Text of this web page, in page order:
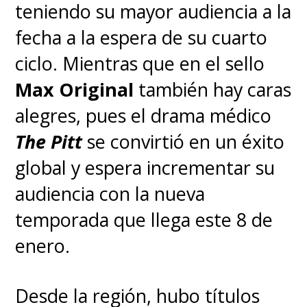
teniendo su mayor audiencia a la
fecha a la espera de su cuarto
ciclo. Mientras que en el sello
Max Original también hay caras
alegres, pues el drama médico
The Pittse convirtió en un éxito
global y espera incrementar su
audiencia con la nueva
temporada que llega este 8 de
enero.
Desde la región, hubo títulos